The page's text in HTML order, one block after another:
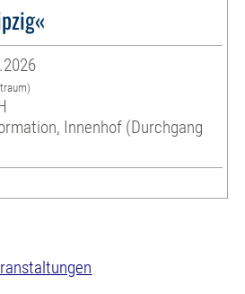
Innenhof (Durchgang